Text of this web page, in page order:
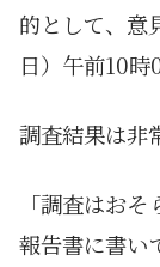
的として、意
日）午前10時
調査結果は非
「調査はお
報告書に書い